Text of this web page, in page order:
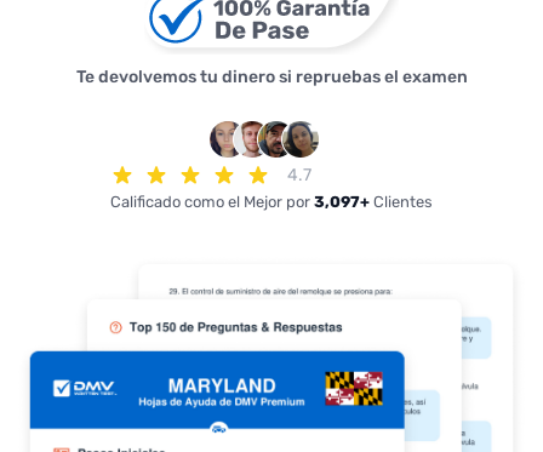
Te devolvemos tu dinero si repruebas el examen
4.7
Calificado como el Mejor por 3,097+ Clientes